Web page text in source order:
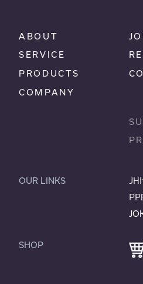
ABOUT
SERVICE
PRODUCTS
COMPANY
OUR LINKS
JHI
SHOP